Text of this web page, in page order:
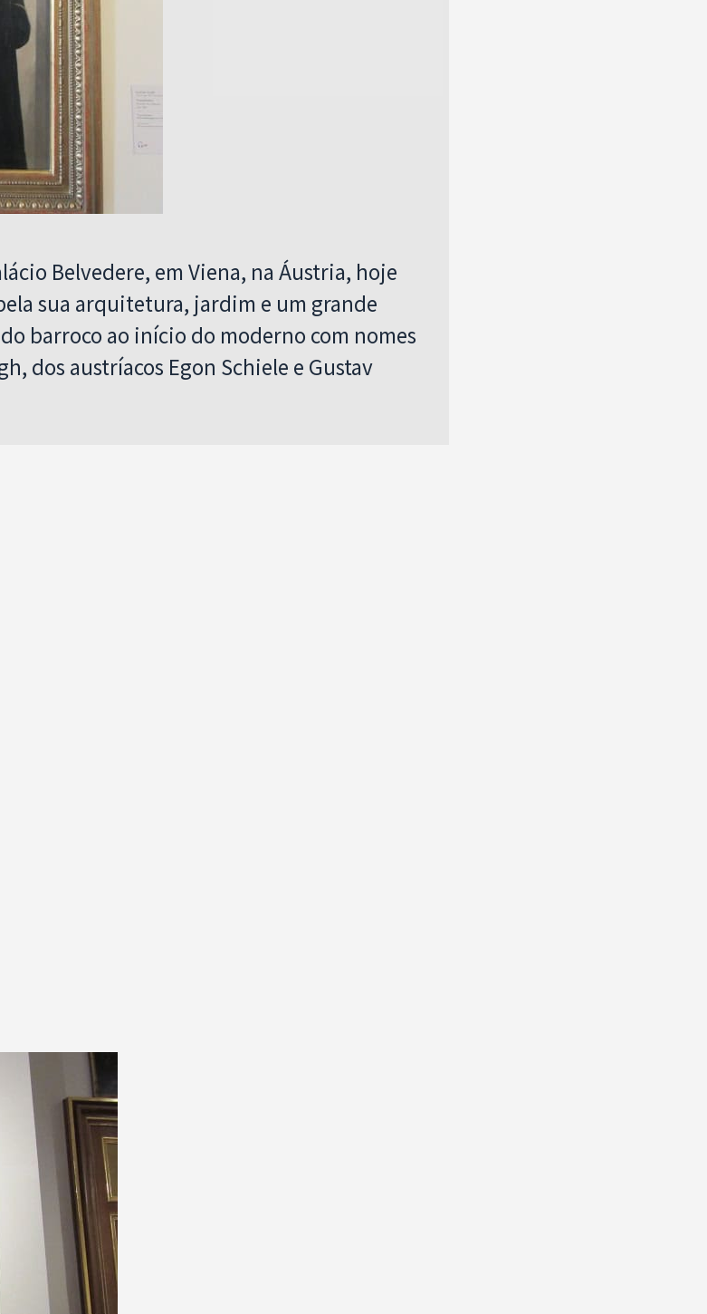
Belvedere, em Viena, na Áustria, hoje
sua arquitetura, jardim e um grande
barroco ao início do moderno com nomes
dos austríacos Egon Schiele e Gustav